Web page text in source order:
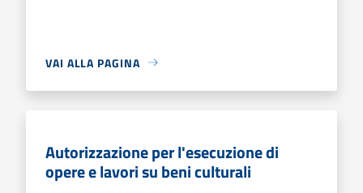
VAI ALLA PAGINA
Autorizzazione per l'esecuzione di
opere e lavori su beni culturali